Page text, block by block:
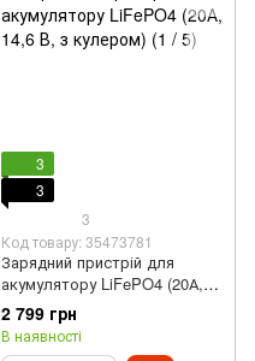
3
3
3
Код товару: 35473781
Зарядний пристрій для
акумулятору LiFePO4 (20А,
14,6 В, з кулером)
2 799 грн
В наявності